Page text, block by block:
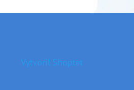
Vytvoril Shoptet